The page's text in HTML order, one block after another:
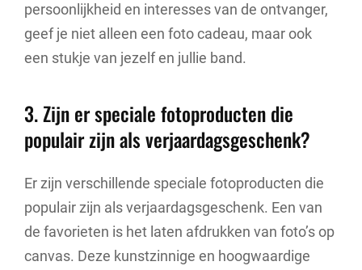
persoonlijkheid en interesses van de ontvanger,
geef je niet alleen een foto cadeau, maar ook
een stukje van jezelf en jullie band.
3. Zijn er speciale fotoproducten die
populair zijn als verjaardagsgeschenk?
Er zijn verschillende speciale fotoproducten die
populair zijn als verjaardagsgeschenk. Een van
de favorieten is het laten afdrukken van foto’s op
canvas. Deze kunstzinnige en hoogwaardige